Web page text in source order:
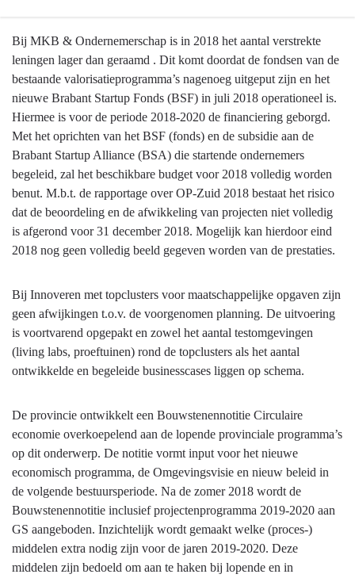
Terug
naar
navigatie
04.02
Economisch
programma
Brabant
04.02
Voortgang
Bij MKB & Ondernemerschap is in 2018 het aantal verstrekte
leningen lager dan geraamd . Dit komt doordat de fondsen van de
bestaande valorisatieprogramma’s nagenoeg uitgeput zijn en het
nieuwe Brabant Startup Fonds (BSF) in juli 2018 operationeel is.
Hiermee is voor de periode 2018-2020 de financiering geborgd.
Met het oprichten van het BSF (fonds) en de subsidie aan de
Brabant Startup Alliance (BSA) die startende ondernemers
begeleid, zal het beschikbare budget voor 2018 volledig worden
benut. M.b.t. de rapportage over OP-Zuid 2018 bestaat het risico
dat de beoordeling en de afwikkeling van projecten niet volledig
is afgerond voor 31 december 2018. Mogelijk kan hierdoor eind
2018 nog geen volledig beeld gegeven worden van de prestaties.
Bij Innoveren met topclusters voor maatschappelijke opgaven zijn
geen afwijkingen t.o.v. de voorgenomen planning. De uitvoering
is voortvarend opgepakt en zowel het aantal testomgevingen
(living labs, proeftuinen) rond de topclusters als het aantal
ontwikkelde en begeleide businesscases liggen op schema.
De provincie ontwikkelt een Bouwstenennotitie Circulaire
economie overkoepelend aan de lopende provinciale programma’s
op dit onderwerp. De notitie vormt input voor het nieuwe
economisch programma, de Omgevingsvisie en nieuw beleid in
de volgende bestuursperiode. Na de zomer 2018 wordt de
Bouwstenennotitie inclusief projectenprogramma 2019-2020 aan
GS aangeboden. Inzichtelijk wordt gemaakt welke (proces-)
middelen extra nodig zijn voor de jaren 2019-2020. Deze
middelen zijn bedoeld om aan te haken bij lopende en in